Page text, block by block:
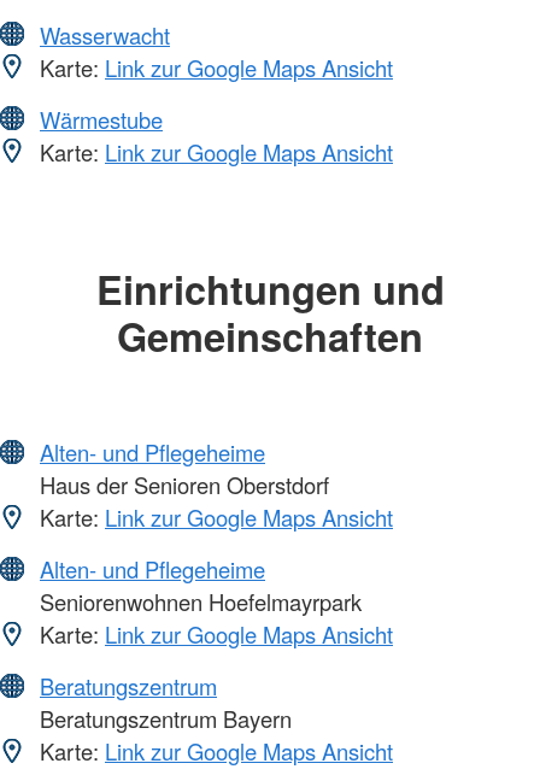
Wasserwacht
Karte: Link zur Google Maps Ansicht
Wärmestube
Karte: Link zur Google Maps Ansicht
Einrichtungen und
Gemeinschaften
Alten- und Pflegeheime
Haus der Senioren Oberstdorf
Karte: Link zur Google Maps Ansicht
Alten- und Pflegeheime
Seniorenwohnen Hoefelmayrpark
Karte: Link zur Google Maps Ansicht
Beratungszentrum
Beratungszentrum Bayern
Karte: Link zur Google Maps Ansicht